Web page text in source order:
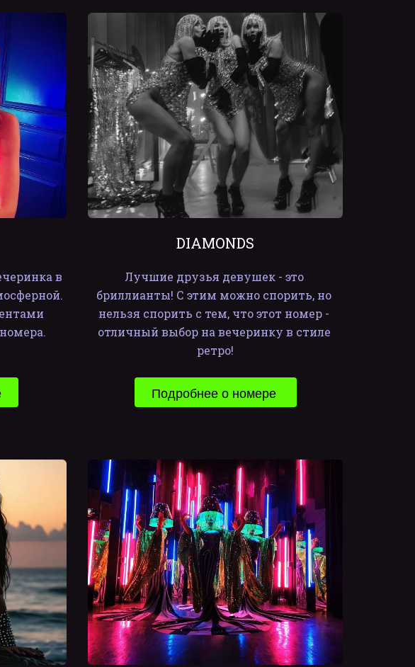
в
DIAMONDS
Лучшие друзья девушек - это
бриллианты! С этим можно спорить, но
нельзя спорить с тем, что этот номер -
отличный выбор на вечеринку в стиле
ретро!
Подробнее о номере